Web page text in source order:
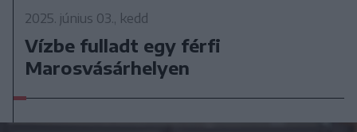
2025. június 03., kedd
Vízbe fulladt egy férfi
Marosvásárhelyen